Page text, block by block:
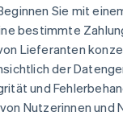
Sie mit
bestimmte
Lieferanten
der
und
Nutzerinnen und